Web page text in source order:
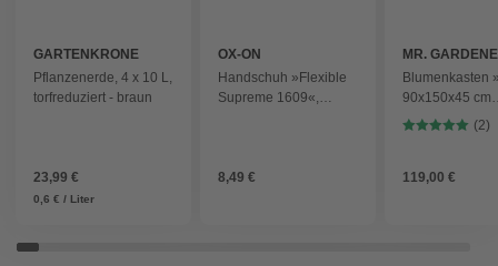
GARTENKRONE
Pflanzenerde, 4 x 10 L,
torfreduziert - braun
23,99 €
0,6 € / Liter
OX-ON
Handschuh »Flexible
Supreme 1609«,
8,49 €
MR.
Blumenkasten
90x150x45 cm
(BxHxT),
naturbelassen,
braun
(2)
119,00 €